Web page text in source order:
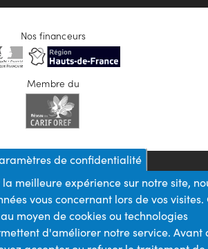
Nos financeurs
Membre du
de confidentialité
meilleure expérience sur notre site,
vous concernant lors de vos visites.
moyen de cookies ou technologies
d'améliorer notre service. Avant